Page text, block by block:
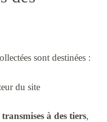
sont destinées :
du site
à des tiers,